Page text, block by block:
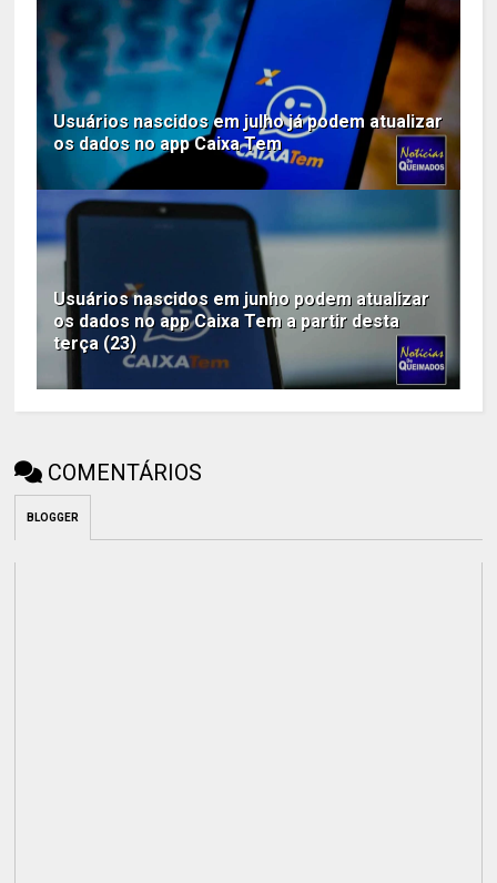
Usuários nascidos em julho já podem atualizar
os dados no app Caixa Tem
Usuários nascidos em junho podem atualizar
os dados no app Caixa Tem a partir desta
terça (23)
COMENTÁRIOS
BLOGGER